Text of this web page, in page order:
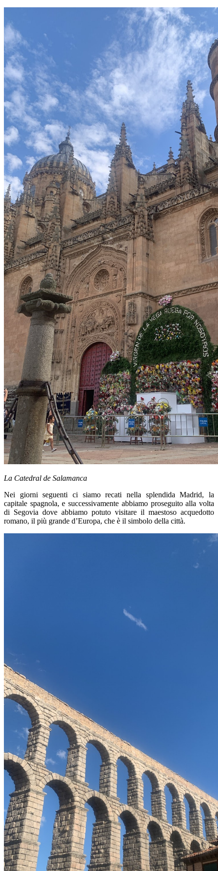
La Catedral de Salamanca
Nei giorni seguenti ci siamo recati nella splendida Madrid, la
capitale spagnola, e successivamente abbiamo proseguito alla volta
di Segovia dove abbiamo potuto visitare il maestoso acquedotto
romano, il più grande d’Europa, che è il simbolo della città.